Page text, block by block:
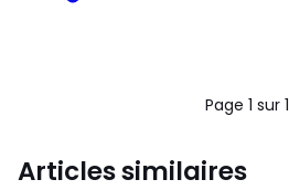
Page 1 sur 1
Articles similaires